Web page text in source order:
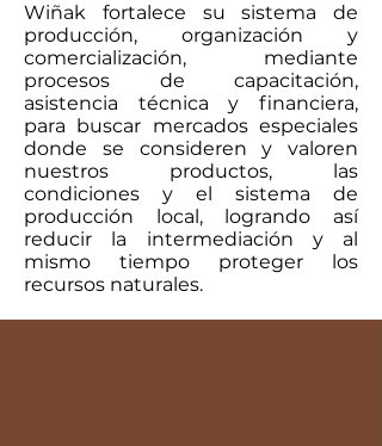
Wiñak fortalece su sistema de
producción, organización y
comercialización, mediante
procesos de capacitación,
asistencia técnica y financiera,
para buscar mercados especiales
donde se consideren y valoren
nuestros productos, las
condiciones y el sistema de
producción local, logrando así
reducir la intermediación y al
mismo tiempo proteger los
recursos naturales.